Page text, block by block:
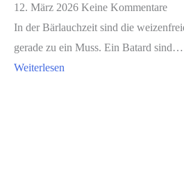
12. März 2026 Keine Kommentare
In der Bärlauchzeit sind die
gerade zu ein Muss. Ein Batard sind…
Weiterlesen